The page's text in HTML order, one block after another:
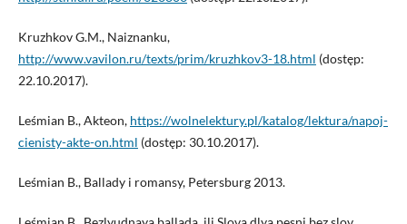
Kruzhkov G.M., Naiznanku,
http://www.vavilon.ru/texts/prim/kruzhkov3-18.html (dostęp:
22.10.2017).
Leśmian B., Akteon, https://wolnelektury.pl/katalog/lektura/napoj-
cienisty-akte-on.html (dostęp: 30.10.2017).
Leśmian B., Ballady i romansy, Petersburg 2013.